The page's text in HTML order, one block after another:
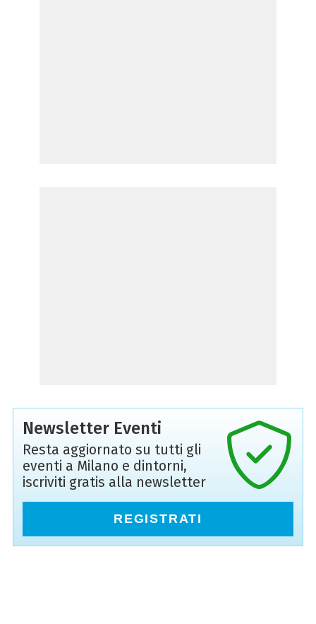
Newsletter Eventi
Resta aggiornato su tutti gli
eventi a Milano e dintorni,
iscriviti gratis alla newsletter
REGISTRATI